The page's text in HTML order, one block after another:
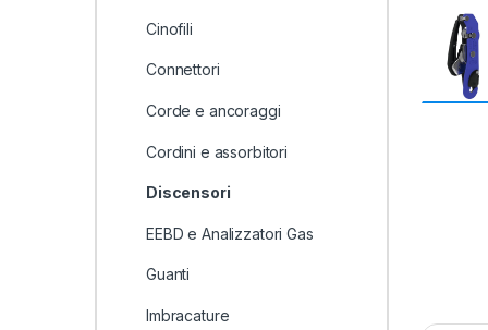
Cinofili
Connettori
Corde e ancoraggi
Cordini e assorbitori
Discensori
EEBD e Analizzatori Gas
Guanti
Imbracature